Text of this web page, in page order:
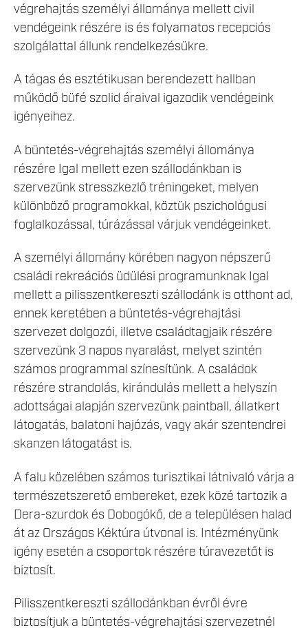
végrehajtás személyi állománya mellett civil
vendégeink részére is és folyamatos recepciós
szolgálattal állunk rendelkezésükre.
A tágas és esztétikusan berendezett hallban
működő büfé szolid áraival igazodik vendégeink
igényeihez.
A büntetés-végrehajtás személyi állománya
részére Igal mellett ezen szállodánkban is
szervezünk stresszkezlő tréningeket, melyen
különböző programokkal, köztük pszichológusi
foglalkozással, túrázással várjuk vendégeinket.
A személyi állomány körében nagyon népszerű
családi rekreációs üdülési programunknak Igal
mellett a pilisszentkereszti szállodánk is otthont ad,
ennek keretében a büntetés-végrehajtási
szervezet dolgozói, illetve családtagjaik részére
szervezünk 3 napos nyaralást, melyet szintén
számos programmal színesítünk. A családok
részére strandolás, kirándulás mellett a helyszín
adottságai alapján szervezünk paintball, állatkert
látogatás, balatoni hajózás, vagy akár szentendrei
skanzen látogatást is.
A falu közelében számos turisztikai látnivaló várja a
természetszerető embereket, ezek közé tartozik a
Dera-szurdok és Dobogókő, de a településen halad
át az Országos Kéktúra útvonal is. Intézményünk
igény esetén a csoportok részére túravezetőt is
biztosít.
Pilisszentkereszti szállodánkban évről évre
biztosítjuk a büntetés-végrehajtási szervezetnél